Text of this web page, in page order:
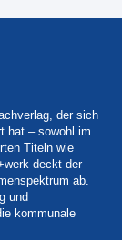
der sich
hat – sowohl im
Titeln wie
deckt der
ab.
und
kommunale